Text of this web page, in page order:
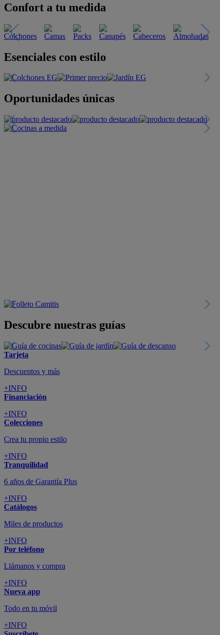
Confort a tu medida
Esenciales con estilo
Oportunidades únicas
Descubre nuestras guías
Tarjeta
Descuentos y más
+INFO
Financiación
+INFO
Colecciones
Crea tu propio estilo
+INFO
Tranquilidad
6 años de Garantía Plus
+INFO
Catálogos
Miles de productos
+INFO
Por teléfono
Llámanos y compra
+INFO
Nueva app
Todo en tu móvil
+INFO